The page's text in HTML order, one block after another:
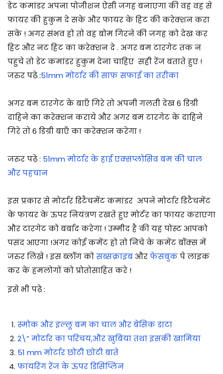
डेट कमांडर अपना पोजीशन ऐसी जगह बनाएगा की वह वह से
फायर की हुकुम दे सके और फायर के हिट की करेक्शन करा
सके ! अगर संभव हो तो वह बोम गिरने की जगह को देख कर
हिट और नट हिट का करेक्शन दे . अगर बम टारगेट तक न
पहुचे तो डेट कमांडर हुकुम देना चाहिए सही रेंज बताते हुए !
जरुर पढ़े :51mm मोर्टार की साफ सफाई का तरीका
अगर बम टारगेट के बाएँ गिरे तो अपनी गलती देख 6 डिग्री
दाहिने का करेक्शन कराये और अगर बम टारगेट के दाहिने
गिरे तो 6 डिग्री बाएँ का करेक्शन करेगा !
जरुर पढ़े : 51mm मोर्टार के हाई एक्सप्लोसिव बम की चाल
और पहचान
इस प्रकार से मोर्टार डिटैचमेंट कमांडर अपने मोर्टार डिटैचमेंट
के फायर के ऊपर नियंत्रण रखते हुए मोर्टर का फायर कराएगा
और टारगेट को बर्बाद करेगा ! उम्मीद है की यह पोस्ट आपको
पसंद आएगा !अगर कोई कमेंट हो तो निचे के कमेंट बॉक्स में
जरुर लिखे ! इस ब्लॉग कोसब्सक्राइबऔरफेसबुकपे लाइक
कर के हमलोगों को प्रोतोसाहित करे !
इसे भी पढ़े :
स्मोक और इल्लू बम का चाल और बेसिक डाटा
2\” मोर्टार का परिचय,और खुबिया तथा इसकी खामिया
51 mm मोर्टार छोटी छोटी बाते
फायरिंग रेंज के ऊपर डिसिप्लिन